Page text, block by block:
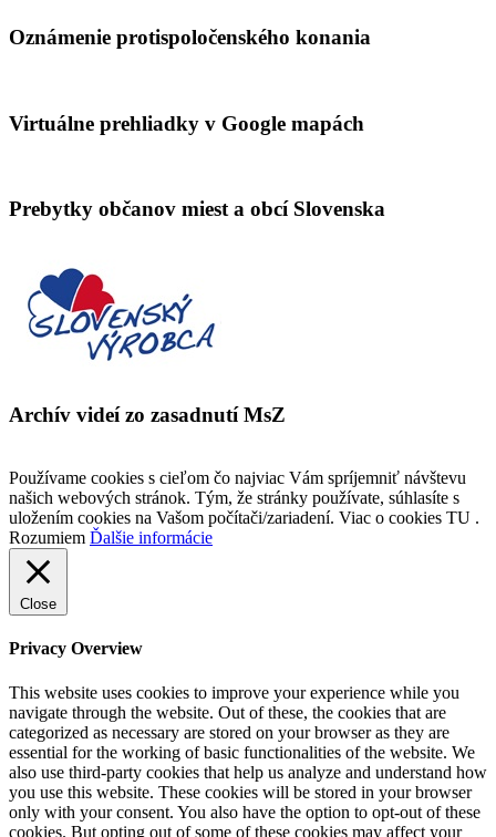
Oznámenie protispoločenského konania
Virtuálne prehliadky v Google mapách
Prebytky občanov miest a obcí Slovenska
Archív videí zo zasadnutí MsZ
Používame cookies s cieľom čo najviac Vám spríjemniť návštevu
našich webových stránok. Tým, že stránky používate, súhlasíte s
uložením cookies na Vašom počítači/zariadení. Viac o cookies TU .
Rozumiem Ďalšie informácie
Close
Privacy Overview
This website uses cookies to improve your experience while you
navigate through the website. Out of these, the cookies that are
categorized as necessary are stored on your browser as they are
essential for the working of basic functionalities of the website. We
also use third-party cookies that help us analyze and understand how
you use this website. These cookies will be stored in your browser
only with your consent. You also have the option to opt-out of these
cookies. But opting out of some of these cookies may affect your